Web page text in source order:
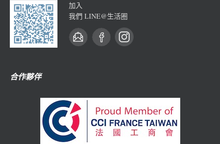
加入
我們 LINE@生活圈
合作夥伴